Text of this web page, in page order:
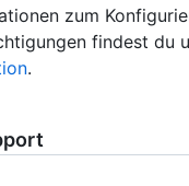
zum
findest du
.